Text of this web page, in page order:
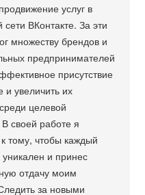
услуг в
сети ВКонтакте. За эти
множеству брендов и
предпринимателей
присутствие
и увеличить их
целевой
своей работе я
тому, чтобы каждый
и принес
отдачу моим
за новыми